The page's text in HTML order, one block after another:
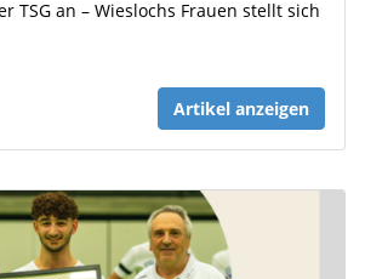
TSG an – Wieslochs Frauen stellt sich
Artikel anzeigen